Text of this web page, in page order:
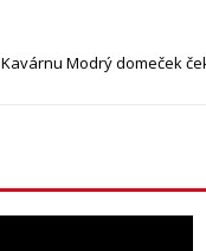
Kavárnu Modrý domeček